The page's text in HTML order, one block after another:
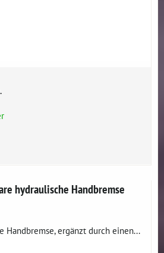
hydraulische Handbremse
Handbremse, ergänzt durch einen...